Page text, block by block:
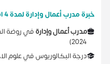
خبرة مدرب أعمال وإدارة لمدة 4 اشهر
مدرب أعمال وإدارةفيروضة
2024
)
درجة البكالوريوسفيعلوم